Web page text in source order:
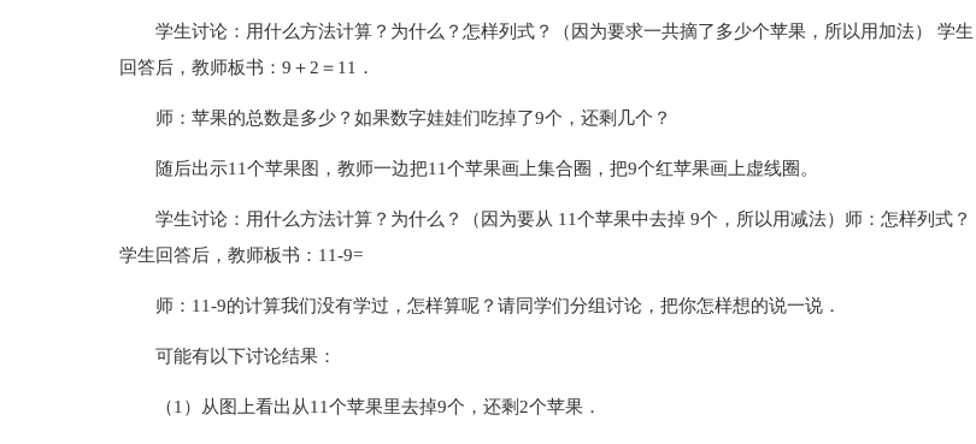
学生讨论：用什么方法计算？为什么？怎样列式？（因为要求一共摘了多少个苹果，所以用加法） 学生
回答后，教师板书：9＋2＝11．
师：苹果的总数是多少？如果数字娃娃们吃掉了9个，还剩几个？
随后出示11个苹果图，教师一边把11个苹果画上集合圈，把9个红苹果画上虚线圈。
学生讨论：用什么方法计算？为什么？（因为要从 11个苹果中去掉 9个，所以用减法）师：怎样列式？
学生回答后，教师板书：11-9=
师：11-9的计算我们没有学过，怎样算呢？请同学们分组讨论，把你怎样想的说一说．
可能有以下讨论结果：
（1）从图上看出从11个苹果里去掉9个，还剩2个苹果．